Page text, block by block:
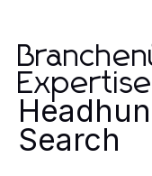
Search